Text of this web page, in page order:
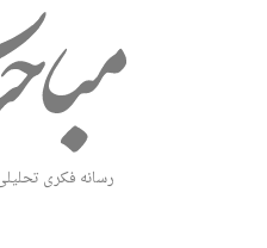
رسانه فکری